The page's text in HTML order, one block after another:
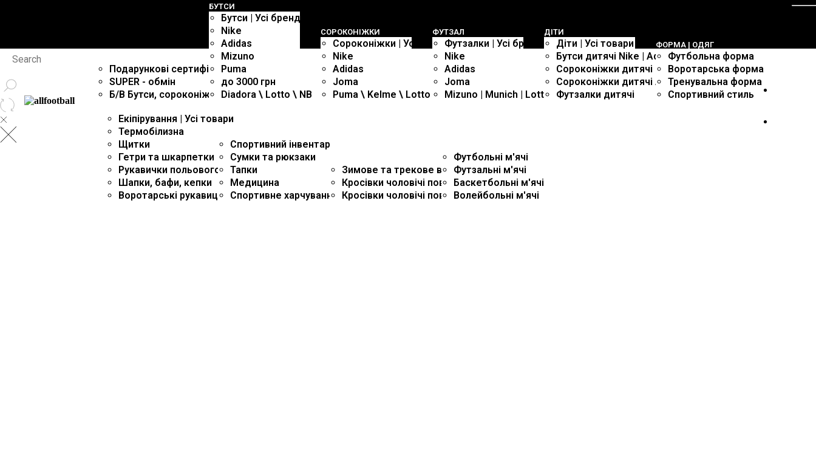
Подарунковi сертифiкати
SUPER - обмiн
Б/В Бутси, сороконiжки, футзалки
БУТСИ
Бутси | Усі бренди
Nike
Adidas
Mizuno
Puma
до 3000 грн
Diadora \ Lotto \ NB
СОРОКОНIЖКИ
Сороконiжки | Усі бренди
Nike
Adidas
Joma
Puma \ Kelme \ Lotto \ Mizuno
ФУТЗАЛ
Футзалки | Усі бренди
Nike
Adidas
Joma
Mizuno | Munich | Lotto | Puma | Kelme
ДIТИ
Дiти | Усі товари
Бутси дитячі Nike | Adidas
Сороконіжки дитячі Nike
Сороконіжки дитячі Adidas
Футзалки дитячі
ФОРМА | ОДЯГ
Футбольна форма
Воротарська форма
Тренувальна форма
Спортивний стиль
Екіпірування | Усі товари
Термобілизна
Щитки
Гетри та шкарпетки
Рукавички польового гравця
Шапки, бафи, кепки
Воротарські рукавиці
Спортивний iнвентар
Сумки та рюкзаки
Тапки
Медицина
Спортивне харчування
Зимове та трекове взуття
Кросівки чоловічі повсякденні
Кросівки чоловічі повсякденні та бігові
Футбольні м'ячі
Футзальні м'ячі
Баскетбольні м'ячі
Волейбольні м'ячі